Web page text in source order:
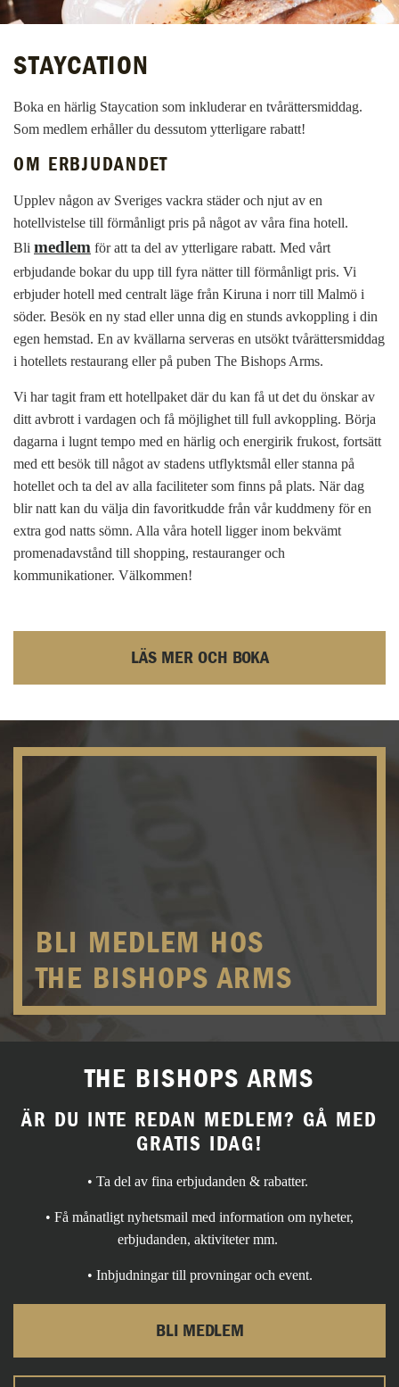
STAYCATION
Boka en härlig Staycation som inkluderar en tvårättersmiddag.
Som medlem erhåller du dessutom ytterligare rabatt!
OM ERBJUDANDET
Upplev någon av Sveriges vackra städer och njut av en
hotellvistelse till förmånligt pris på något av våra fina hotell.
Bli medlem för att ta del av ytterligare rabatt. Med vårt
erbjudande bokar du upp till fyra nätter till förmånligt pris. Vi
erbjuder hotell med centralt läge från Kiruna i norr till Malmö i
söder. Besök en ny stad eller unna dig en stunds avkoppling i din
egen hemstad. En av kvällarna serveras en utsökt tvårättersmiddag
i hotellets restaurang eller på puben The Bishops Arms.
Vi har tagit fram ett hotellpaket där du kan få ut det du önskar av
ditt avbrott i vardagen och få möjlighet till full avkoppling. Börja
dagarna i lugnt tempo med en härlig och energirik frukost, fortsätt
med ett besök till något av stadens utflyktsmål eller stanna på
hotellet och ta del av alla faciliteter som finns på plats. När dag
blir natt kan du välja din favoritkudde från vår kuddmeny för en
extra god natts sömn. Alla våra hotell ligger inom bekvämt
promenadavstånd till shopping, restauranger och
kommunikationer. Välkommen!
LÄS MER OCH BOKA
BLI MEDLEM HOS
THE BISHOPS ARMS
THE BISHOPS ARMS
ÄR DU INTE REDAN MEDLEM? GÅ MED
GRATIS IDAG!
• Ta del av fina erbjudanden & rabatter.
• Få månatligt nyhetsmail med information om nyheter,
erbjudanden, aktiviteter mm.
• Inbjudningar till provningar och event.
BLI MEDLEM